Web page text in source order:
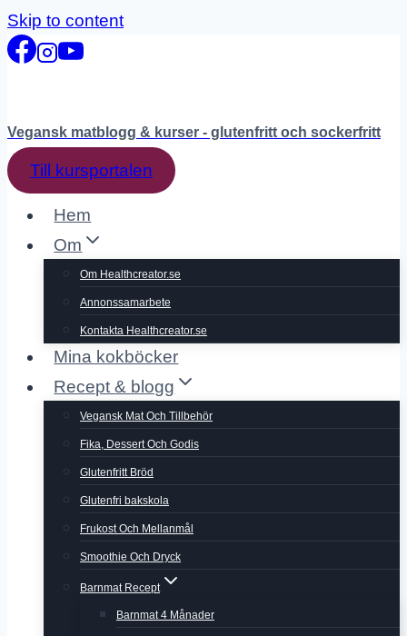
Skip to content
Vegansk matblogg & kurser - glutenfritt och sockerfritt
Till kursportalen
Hem
Om
Om Healthcreator.se
Annonssamarbete
Kontakta Healthcreator.se
Mina kokböcker
Recept & blogg
Vegansk Mat Och Tillbehör
Fika, Dessert Och Godis
Glutenfritt Bröd
Glutenfri bakskola
Frukost Och Mellanmål
Smoothie Och Dryck
Barnmat Recept
Barnmat 4 Månader